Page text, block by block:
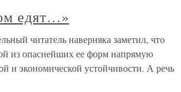
едят…»
читатель наверняка заметил, что
из опаснейших ее форм напрямую
и экономической устойчивости. А речь